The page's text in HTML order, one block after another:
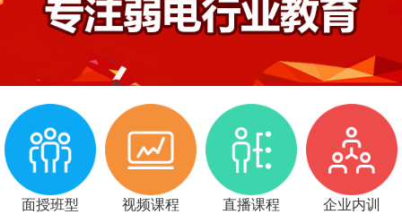
面授班型 视频课程 直播课程 企业内训